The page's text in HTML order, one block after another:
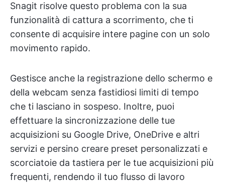
Snagit risolve questo problema con la sua
funzionalità di cattura a scorrimento, che ti
consente di acquisire intere pagine con un solo
movimento rapido.
Gestisce anche la registrazione dello schermo e
della webcam senza fastidiosi limiti di tempo
che ti lasciano in sospeso. Inoltre, puoi
effettuare la sincronizzazione delle tue
acquisizioni su Google Drive, OneDrive e altri
servizi e persino creare preset personalizzati e
scorciatoie da tastiera per le tue acquisizioni più
frequenti, rendendo il tuo flusso di lavoro